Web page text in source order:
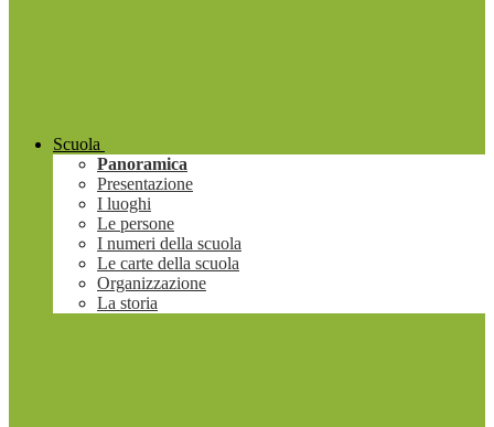
Scuola
Panoramica
Presentazione
I luoghi
Le persone
I numeri della scuola
Le carte della scuola
Organizzazione
La storia